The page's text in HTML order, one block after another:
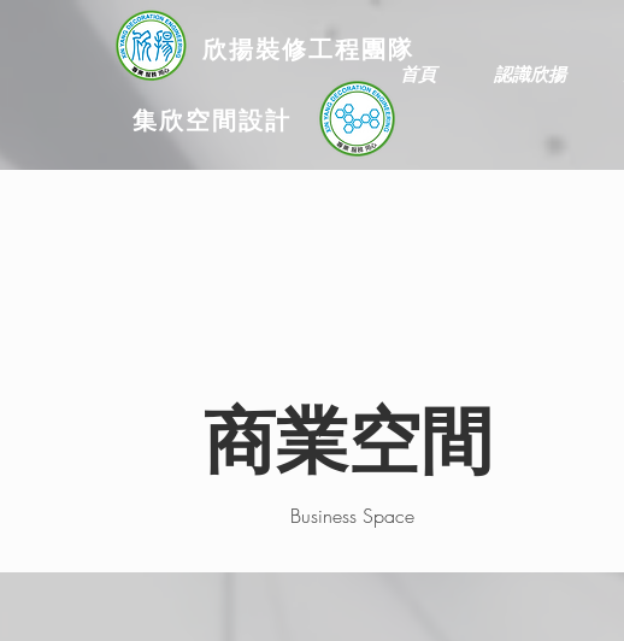
欣揚裝修工程團隊
集欣空間設計
首頁 認識欣揚
商業空間
Business Space